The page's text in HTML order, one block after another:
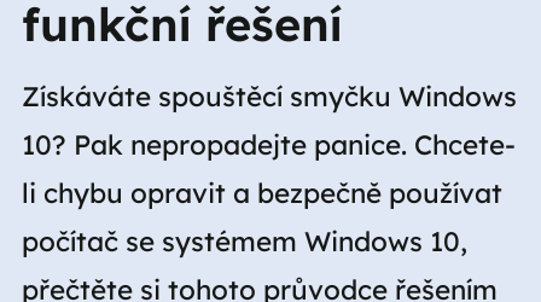
funkční řešení
Získáváte spouštěcí smyčku Windows
10? Pak nepropadejte panice. Chcete-
li chybu opravit a bezpečně používat
počítač se systémem Windows 10,
přečtěte si tohoto průvodce řešením